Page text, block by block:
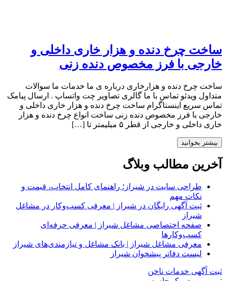
ساخت چرخ دنده و هزار خاری داخلی و
خارجی با فرز مخصوص دنده زنی
ساخت چرخ دنده و هزارخاری درباره ی ما خدمات ما سوالات
متداول ویدئو تماس با ما گالری تصاویر چت واتساپ . ارسال پیامک
تماس سریع اینستاگرام ساخت چرخ دنده و هزار خاری داخلی و
خارجی با فرز مخصوص دنده زنی ساخت انواع چرخ دنده و هزار
خاری داخلی و خارجی از قطر ۵ میلیمتر تا […]
بیشتر بخوانید
آخرین مطالب وبلاگ
طراحی سایت در شیراز؛ راهنمای کامل انتخاب، قیمت و
نکات مهم
ثبت آگهی رایگان در شیراز | معرفی کسب‌وکار در مشاغل
شیراز
صفحه اختصاصی مشاغل شیراز | معرفی حرفه‌ای
کسب‌وکارها
معرفی مشاغل شیراز | بانک مشاغل و نیازمندی‌های شیراز
لیست دفاتر پیشخوان شیراز
ثبت آگهی خدمات ناخن